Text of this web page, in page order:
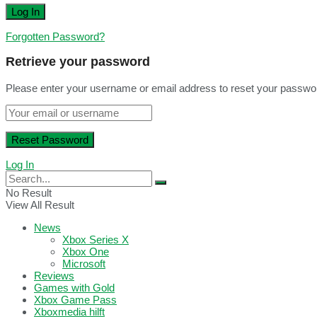
Forgotten Password?
Retrieve your password
Please enter your username or email address to reset your
Log In
No Result
View All Result
News
Xbox Series X
Xbox One
Microsoft
Reviews
Games with Gold
Xbox Game Pass
Xboxmedia hilft